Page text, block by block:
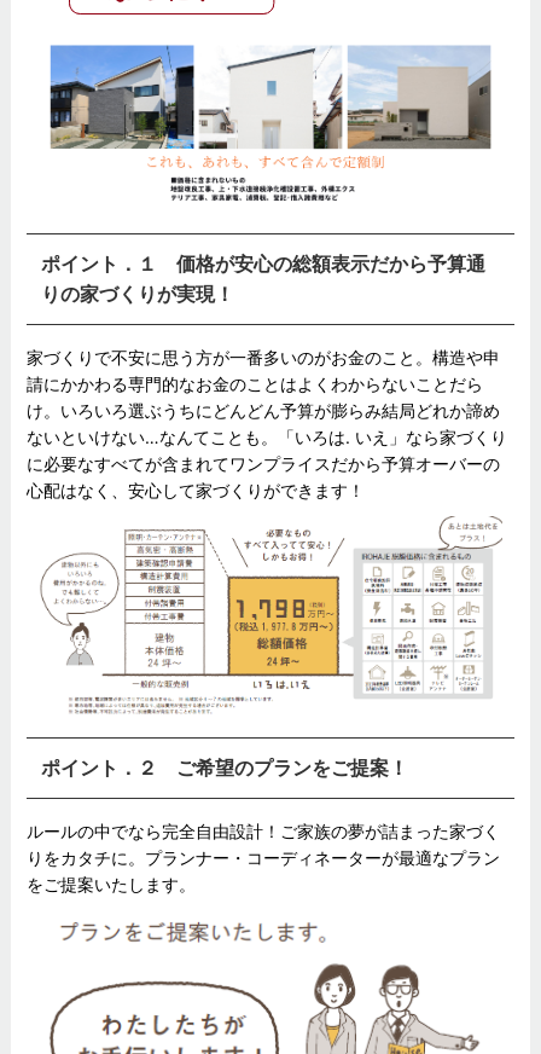
ポイント．１ 価格が安心の総額表示だから予算通
りの家づくりが実現！
家づくりで不安に思う方が一番多いのがお金のこと。構造や申
請にかかわる専門的なお金のことはよくわからないことだら
け。いろいろ選ぶうちにどんどん予算が膨らみ結局どれか諦め
ないといけない…なんてことも。「いろは. いえ」なら家づくり
に必要なすべてが含まれてワンプライスだから予算オーバーの
心配はなく、安心して家づくりができます！
ポイント．２ ご希望のプランをご提案！
ルールの中でなら完全自由設計！ご家族の夢が詰まった家づく
りをカタチに。プランナー・コーディネーターが最適なプラン
をご提案いたします。